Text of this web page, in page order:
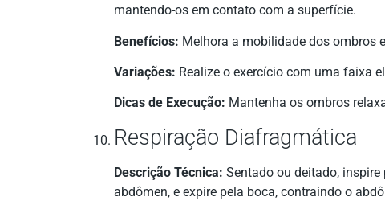
mantendo-os em contato com a superfície.
Benefícios: Melhora a mobilidade dos ombros
Variações: Realize o exercício com uma faixa
Dicas de Execução: Mantenha os ombros
Respiração Diafragmática
Descrição Técnica: Sentado ou deitado,
abdômen, e expire pela boca, contraindo o